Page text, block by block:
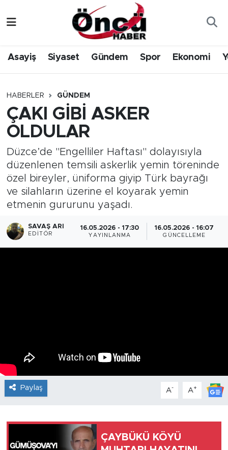
Asayiş Siyaset Gündem Spor Ekonomi
HABERLER GÜNDEM
ÇAKI GİBİ ASKER
OLDULAR
Düzce’de "Engelliler Haftası" dolayısıyla
düzenlenen temsili askerlik yemin töreninde
özel bireyler, üniforma giyip Türk bayrağı
ve silahların üzerine el koyarak yemin
etmenin gururunu yaşadı.
SAVAŞ ARI
EDITÖR
16.05.2026 - 17:30
YAYINLANMA
16.05.2026 - 16:07
GÜNCELLEME
Paylaş A- A+
ÇAYBÜKÜ KÖYÜ
Gündem
Sağlık & Çevre
Spor
Yerel Haber
Öncü Radyo Dinle
Düzce Nöbetçi Eczaneler
Düzce Hava Durumu
Düzce Namaz Vakitleri
Düzce Trafik Yoğunluk Haritası
Tüm Manşetler
Son Dakika Haberleri